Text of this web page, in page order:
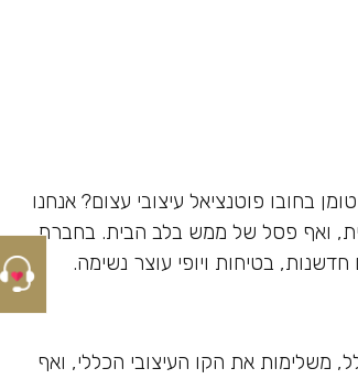
בחובו פוטנציאל עיצובי עצום? אנחנו
ואף פסל של ממש בלב הבית. בחברת
משלימות את הקו העיצובי הכללי, ואף